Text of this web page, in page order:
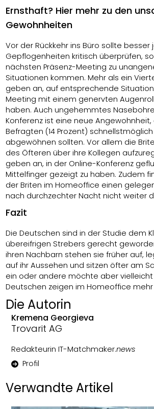
Ernsthaft? Hier mehr zu den
Gewohnheiten
Vor der Rückkehr ins Büro sollte
Gepflogenheiten kritisch überprüfen,
nächsten Präsenz-Meeting zu
Situationen kommen. Mehr als ein
geben an, auf entsprechende
Meeting mit einem genervten
haben. Auch ungehemmtes
Konferenz ist eine neue
Befragten (14 Prozent)
abgewöhnen sollten. Vor allem die
des Öfteren über ihre Kollegen
geben an, in der Online-Konferenz
Mittelfinger gezeigt zu haben. Zudem
der Briten im Homeoffice einen
nach durchzechter Nacht nicht weiter
Fazit
Die Deutschen sind in der Studie dem
übereifrigen Strebers gerecht
ihren Nachbarn stehen sie früher auf,
auf ihr Aussehen und sitzen öfter am
ein oder andere möchte aber vielleicht
Deutschen zeigen im Homeoffice mehr
Die Autorin
Kremena Georgieva
Trovarit AG
Redakteurin IT-Matchmaker.news
Profil
Verwandte Artikel